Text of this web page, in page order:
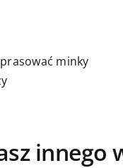
minky